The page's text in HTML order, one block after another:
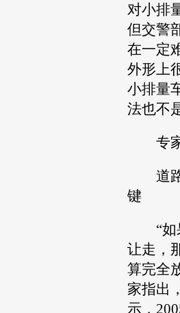
对小排
但交警
在一定
外形上
小排量
法也不
专
道路
键
“如
让走，
算完全
家指出
示，